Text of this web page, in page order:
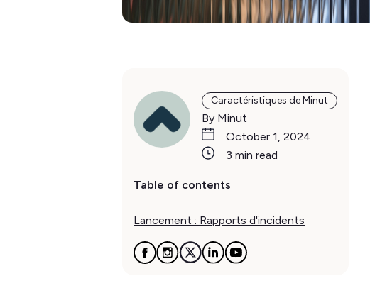
Caractéristiques de Minut
By Minut
October 1, 2024
3 min read
Table of contents
Lancement : Rapports d'incidents